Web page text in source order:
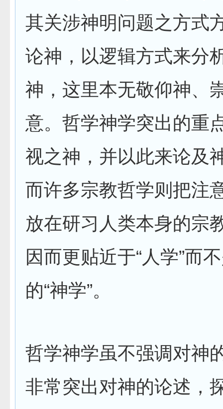
其关涉神明问题之方式
论神，以逻辑方式来分
神，这里本无敬仰神、
意。哲学神学突出的重
视之神，并以此来论及
而许多宗教哲学则把注
放在研习人类本身的宗
因而更贴近于“人学”而
的“神学”。
哲学神学虽不强调对神
非常突出对神的论述，